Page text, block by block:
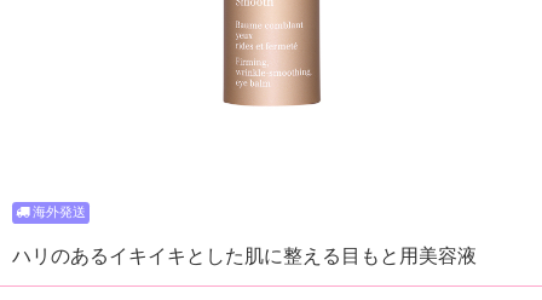
ハリのあるイキイキとした肌に整える目もと用美容液